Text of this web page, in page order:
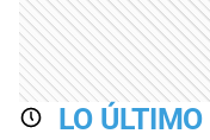
LO ÚLTIMO